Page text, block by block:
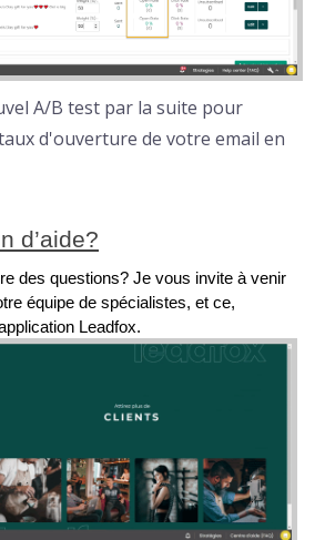
A/B test par la suite pour
d'ouverture de votre email en
d’aide?
des questions? Je vous invite à venir
équipe de spécialistes, et ce,
Leadfox.